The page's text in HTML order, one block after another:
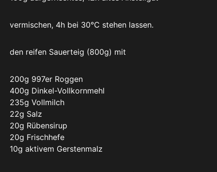
vermischen, 4h bei 30°C stehen lassen.
den reifen Sauerteig (800g) mit
200g 997er Roggen
400g Dinkel-Vollkornmehl
235g Vollmilch
22g Salz
20g Rübensirup
20g Frischhefe
10g aktivem Gerstenmalz